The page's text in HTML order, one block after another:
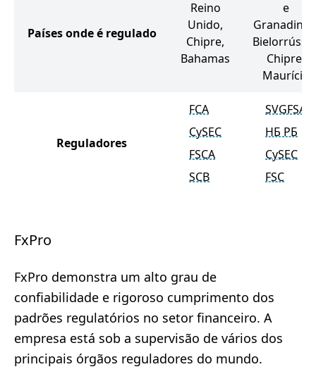
Países onde é regulado
Reino
Unido,
Chipre,
Bahamas
e
Chipre,
Maurício
Reguladores
FCA
CySEC
FSCA
SCB
SVGFSA
НБ РБ
CySEC
FSC
FxPro
FxPro demonstra um alto grau de
confiabilidade e rigoroso cumprimento dos
padrões regulatórios no setor financeiro. A
empresa está sob a supervisão de vários dos
principais órgãos reguladores do mundo.